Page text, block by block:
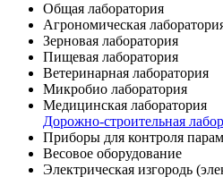
Общая лаборатория
Агрономическая
Зерновая лаборатория
Пищевая лаборатория
Ветеринарная лаборатория
Микробио лаборатория
Медицинская лаборатория
Дорожно-строительная
Приборы для контроля
Весовое оборудование
Электрическая изгородь